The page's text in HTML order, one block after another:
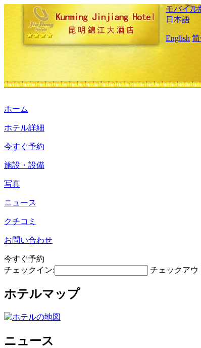
モバイル
日本語
English
ホーム
ホテル詳細
今すぐ予約
施設・設備
写真
ニュース
クチコミ
お問い合わせ
今すぐ予約
チェックイン:
チェックアウ
ホテルマップ
ニュース